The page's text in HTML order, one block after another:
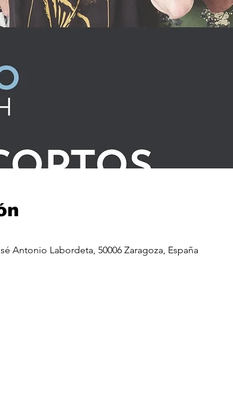
Antonio Labordeta, 50006 Zaragoza, España